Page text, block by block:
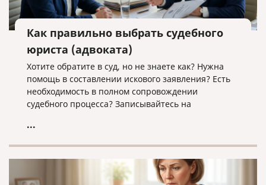
Как правильно выбрать судебного
юриста (адвоката)
Хотите обратите в суд, но не знаете как? Нужна
помощь в составлении искового заявления? Есть
необходимость в полном сопровождении
судебного процесса? Записывайтесь на
cлово» по адресу law@pravoislovo.ru
...